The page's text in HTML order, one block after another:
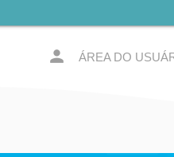
person ÁREA DO